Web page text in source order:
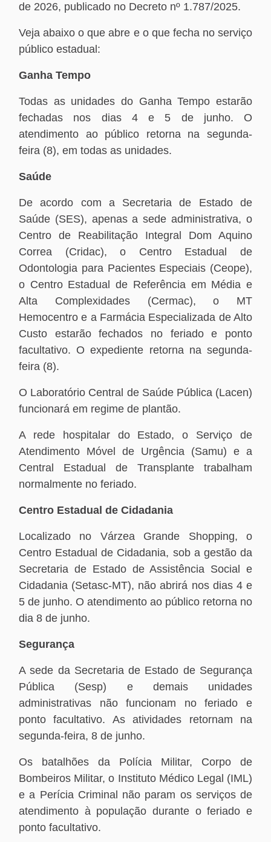
de 2026, publicado no Decreto nº 1.787/2025.
Veja abaixo o que abre e o que fecha no serviço
público estadual:
Ganha Tempo
Todas as unidades do Ganha Tempo estarão
fechadas nos dias 4 e 5 de junho. O
atendimento ao público retorna na segunda-
feira (8), em todas as unidades.
Saúde
De acordo com a Secretaria de Estado de
Saúde (SES), apenas a sede administrativa, o
Centro de Reabilitação Integral Dom Aquino
Correa (Cridac), o Centro Estadual de
Odontologia para Pacientes Especiais (Ceope),
o Centro Estadual de Referência em Média e
Alta Complexidades (Cermac), o MT
Hemocentro e a Farmácia Especializada de Alto
Custo estarão fechados no feriado e ponto
facultativo. O expediente retorna na segunda-
feira (8).
O Laboratório Central de Saúde Pública (Lacen)
funcionará em regime de plantão.
A rede hospitalar do Estado, o Serviço de
Atendimento Móvel de Urgência (Samu) e a
Central Estadual de Transplante trabalham
normalmente no feriado.
Centro Estadual de Cidadania
Localizado no Várzea Grande Shopping, o
Centro Estadual de Cidadania, sob a gestão da
Secretaria de Estado de Assistência Social e
Cidadania (Setasc-MT), não abrirá nos dias 4 e
5 de junho. O atendimento ao público retorna no
dia 8 de junho.
Segurança
A sede da Secretaria de Estado de Segurança
Pública (Sesp) e demais unidades
administrativas não funcionam no feriado e
ponto facultativo. As atividades retornam na
segunda-feira, 8 de junho.
Os batalhões da Polícia Militar, Corpo de
Bombeiros Militar, o Instituto Médico Legal (IML)
e a Perícia Criminal não param os serviços de
atendimento à população durante o feriado e
ponto facultativo.